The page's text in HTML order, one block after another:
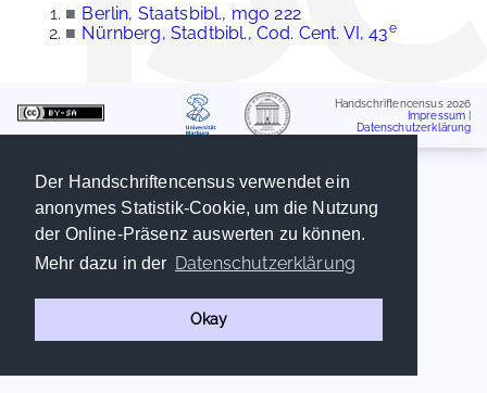
Der Handschriftencensus verwendet ein
anonymes Statistik-Cookie, um die Nutzung
der Online-Präsenz auswerten zu können.
Mehr dazu in der Datenschutzerklärung
Okay
■ Berlin, Staatsbibl., mgo 222
■ Nürnberg, Stadtbibl., Cod. Cent. VI, 43e
Handschriftencensus 2026
Impressum
Datenschutzerklärung